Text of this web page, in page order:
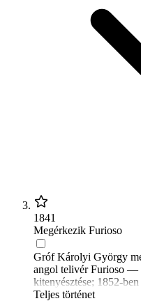
1841
Megérkezik Furioso
Gróf Károlyi György
angol telivér Furioso —
kitenyésztése; 1852-
North Star.
Teljes történet